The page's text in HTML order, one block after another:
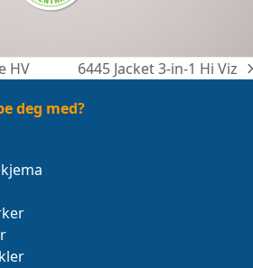
HV
next
post:
6445 Jacket 3-in-1 Hi Viz
deg med?